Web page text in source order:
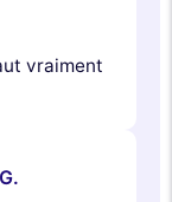
vraiment